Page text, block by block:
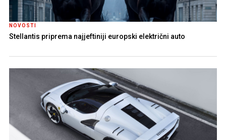
NOVOSTI
Stellantis priprema najjeftiniji europski električni auto